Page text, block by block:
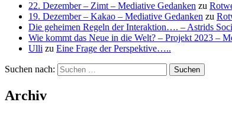
22. Dezember – Zimt – Mediative Gedanken zu
19. Dezember – Kakao – Mediative Gedanken zu
Die geheimen Regeln der Interaktion…. – Astrids
Wie kommt das Neue in die Welt? – Projekt 2023 –
Ulli zu Eine Frage der Perspektive…..
Suchen nach:
Archiv